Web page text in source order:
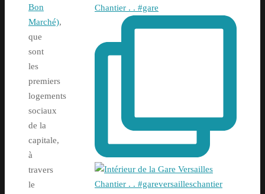
Bon
Marché),
que
sont
les
premiers
logements
sociaux
de la
capitale,
à
travers
le
Chantier . . #gare